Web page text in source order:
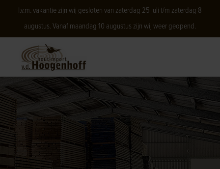
I.v.m. vakantie zijn wij gesloten van zaterdag 25 juli t/m zaterdag 8
augustus. Vanaf maandag 10 augustus zijn wij weer geopend.